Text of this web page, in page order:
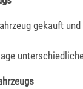
gekauft